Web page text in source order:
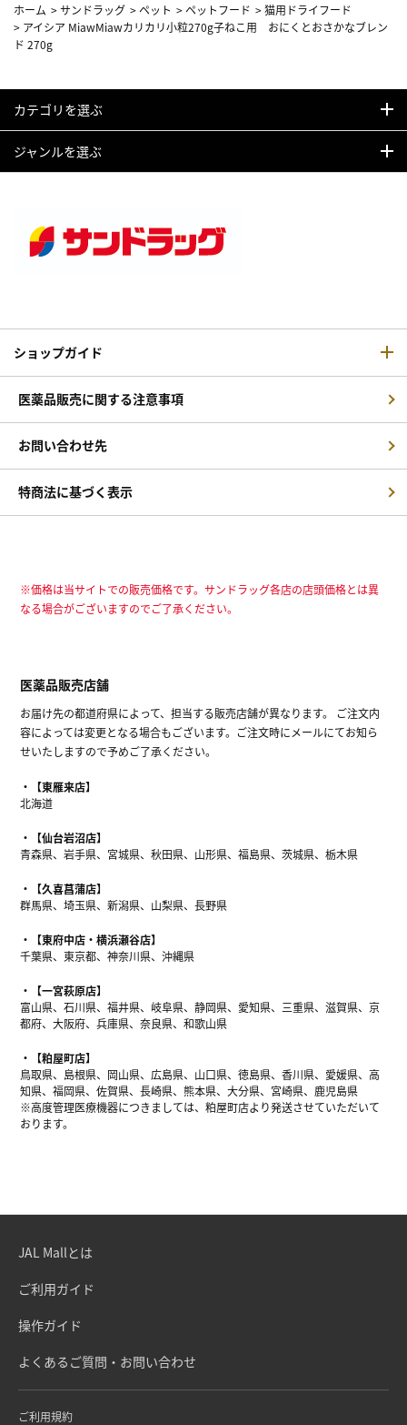
ホーム >サンドラッグ >ペット >ペットフード >猫用ドライフード
> アイシア MiawMiawカリカリ小粒270g子ねこ用 おにくとおさかなブレン
ド 270g
カテゴリを選ぶ
ジャンルを選ぶ
ショップガイド
医薬品販売に関する注意事項
お問い合わせ先
特商法に基づく表示
※価格は当サイトでの販売価格です。サンドラッグ各店の店頭価格とは異
なる場合がございますのでご了承ください。
医薬品販売店舗
お届け先の都道府県によって、担当する販売店舗が異なります。 ご注文内
容によっては変更となる場合もございます。ご注文時にメールにてお知ら
せいたしますので予めご了承ください。
【東雁来店】
北海道
【仙台岩沼店】
青森県、岩手県、宮城県、秋田県、山形県、福島県、茨城県、栃木県
【久喜菖蒲店】
群馬県、埼玉県、新潟県、山梨県、長野県
【東府中店・横浜瀬谷店】
千葉県、東京都、神奈川県、沖縄県
【一宮萩原店】
富山県、石川県、福井県、岐阜県、静岡県、愛知県、三重県、滋賀県、京
都府、大阪府、兵庫県、奈良県、和歌山県
【粕屋町店】
鳥取県、島根県、岡山県、広島県、山口県、徳島県、香川県、愛媛県、高
知県、福岡県、佐賀県、長崎県、熊本県、大分県、宮崎県、鹿児島県
※高度管理医療機器につきましては、粕屋町店より発送させていただいて
おります。
JAL Mallとは
ご利用ガイド
操作ガイド
よくあるご質問・お問い合わせ
ご利用規約